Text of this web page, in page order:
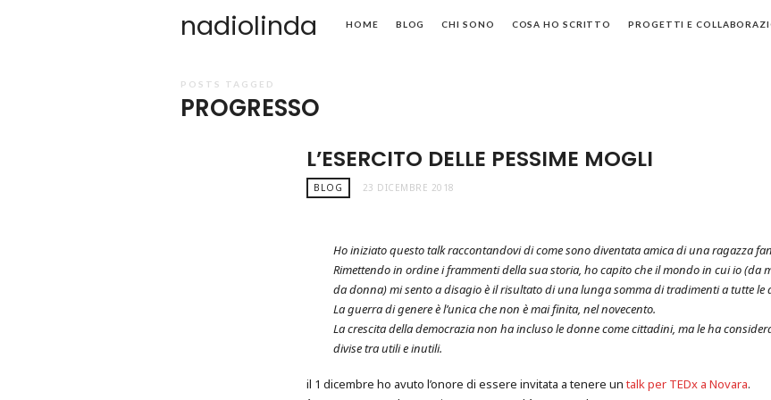
nadiolinda HOME BLOG CHI SONO COSA HO SCRITTO PROGETTI E
POSTS TAGGED
PROGRESSO
L’ESERCITO DELLE PESSIME MOGLI
BLOG 23 DICEMBRE 2018
Ho iniziato questo talk raccontandovi di come sono diventata amica di una ragazza
Rimettendo in ordine i frammenti della sua storia, ho capito che il mondo in cui io (da
da donna) mi sento a disagio è il risultato di una lunga somma di tradimenti a tutte le
La guerra di genere è l’unica che non è mai finita, nel novecento.
La crescita della democrazia non ha incluso le donne come cittadini, ma le ha
divise tra utili e inutili.
il 1 dicembre ho avuto l’onore di essere invitata a tenere untalk per TEDx a Novara.